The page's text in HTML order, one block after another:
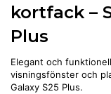
kortfack –
Plus
Elegant och
visningsfönster och
Galaxy S25 Plus.